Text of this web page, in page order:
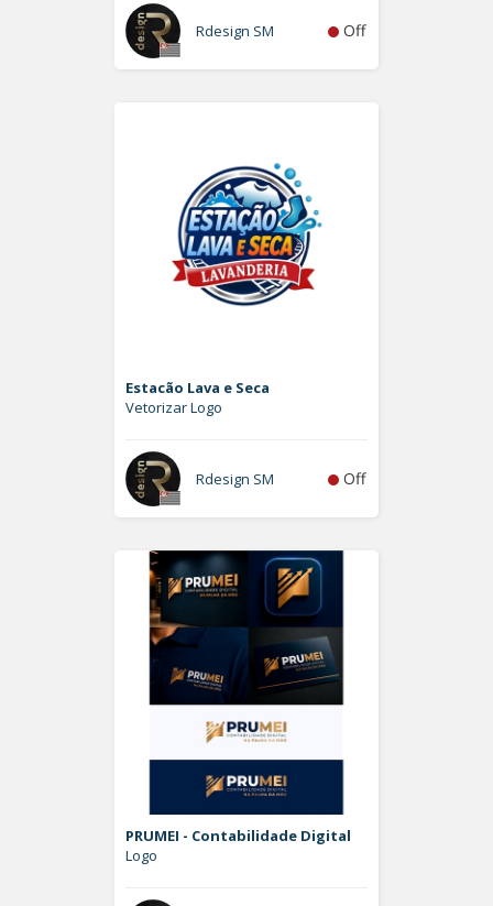
Rdesign SM Off
Estacão Lava e Seca
Vetorizar Logo
Rdesign SM Off
PRUMEI - Contabilidade Digital
Logo